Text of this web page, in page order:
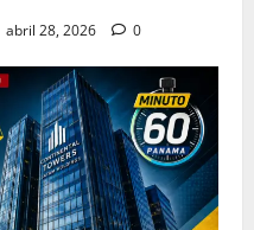
abril 28, 2026 0